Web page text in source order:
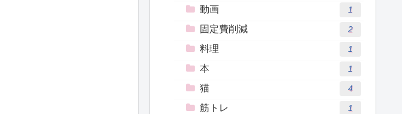
動画 1
固定費削減 2
料理 1
本 1
猫 4
筋トレ 1